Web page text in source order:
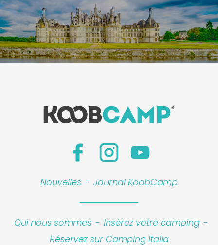
Nouvelles - Journal KoobCamp
Qui nous sommes - Insérez votre camping -
Réservez sur Camping Italia